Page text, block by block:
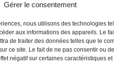
Gérer le consentement
nous utilisons des technologies
aux informations des appareils. Le
de traiter des données telles que le
ce site. Le fait de ne pas consentir ou
négatif sur certaines caractéristiques et